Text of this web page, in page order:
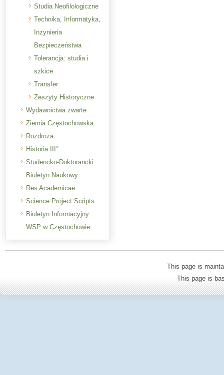
Studia Neofilologiczne
Technika, Informatyka,
Inżynieria
Bezpieczeństwa
Tolerancja: studia i
szkice
Transfer
Zeszyty Historyczne
Wydawnictwa zwarte
Ziemia Częstochowska
Rozdroża
Historia III°
Studencko-Doktorancki
Biuletyn Naukowy
Res Academicae
Science Project Scripts
Biuletyn Informacyjny
WSP w Częstochowie
This page is
This page is